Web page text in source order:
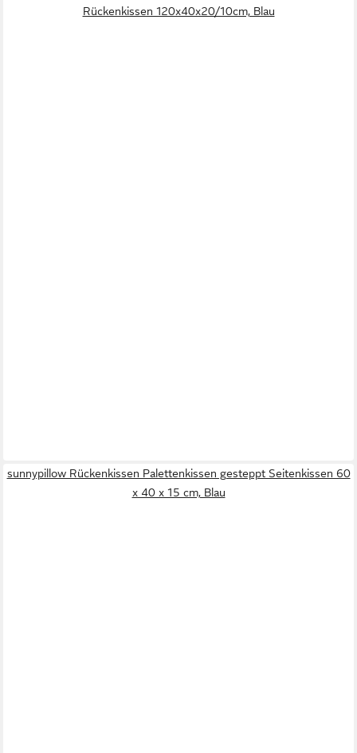
Rückenkissen 120x40x20/10cm, Blau
sunnypillow Rückenkissen Palettenkissen gesteppt Seitenkissen 60
x 40 x 15 cm, Blau